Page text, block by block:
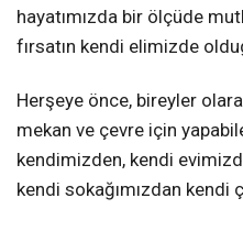
hayatımızda bir ölçüde
fırsatın kendi elimizde
Herşeye önce, bireyler
mekan ve çevre için
kendimizden, kendi
kendi sokağımızdan kendi